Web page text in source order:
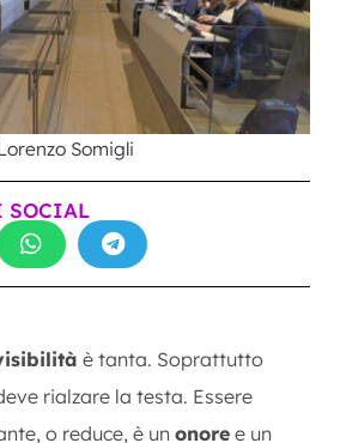
Somigli
è tanta. Soprattutto
rialzare la testa. Essere
o reduce, è un onore e un